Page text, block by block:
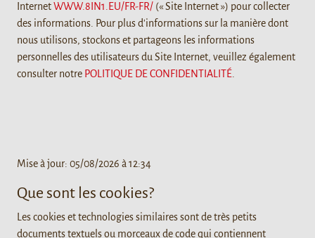
InternetWWW.8IN1.EU/FR-FR/ (« Site Internet ») pour collecter
des informations. Pour plus d'informations sur la manière dont
nous utilisons, stockons et partageons les informations
personnelles des utilisateurs du Site Internet, veuillez également
consulter notre POLITIQUE DE CONFIDENTIALITÉ
Mise à jour: 05/08/2026 à 12:34
Que sont les cookies?
Les cookies et technologies similaires sont de très petits
documents textuels ou morceaux de code qui contiennent